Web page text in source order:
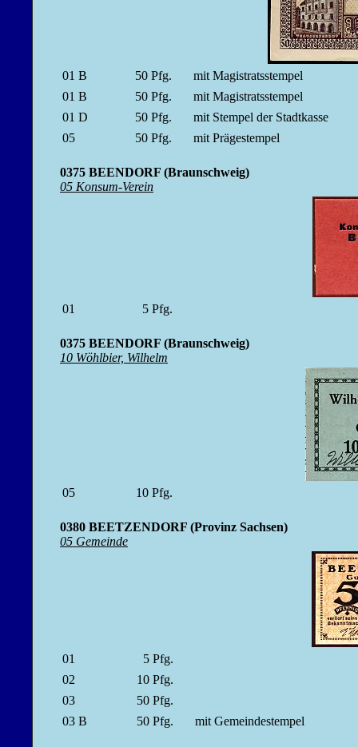
01 B 50 Pfg.
mit Magistratsstempel
01 B
50 Pfg.
mit Magistratsstempel
01 D
50 Pfg.
mit Stempel der Stadtkasse
05
50 Pfg. mit Prägestempel
0375 BEENDORF (Braunschweig)
05 Konsum-Verein
01 5 Pfg.
0375 BEENDORF (Braunschweig)
10 Wöhlbier, Wilhelm
05 10 Pfg.
0380 BEETZENDORF (Provinz Sachsen)
05 Gemeinde
01 5 Pfg.
02
10 Pfg.
03
50 Pfg.
03 B
50 Pfg. mit Gemeindestempel